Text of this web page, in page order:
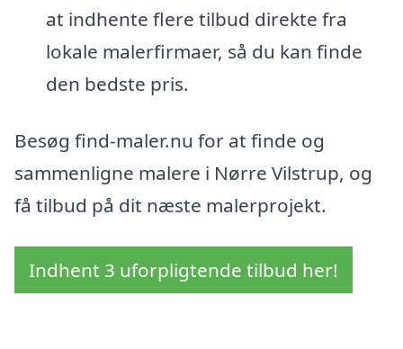
at indhente flere tilbud direkte fra
lokale malerfirmaer, så du kan finde
den bedste pris.
Besøg find-maler.nu for at finde og
sammenligne malere i Nørre Vilstrup, og
få tilbud på dit næste malerprojekt.
Indhent 3 uforpligtende tilbud her!